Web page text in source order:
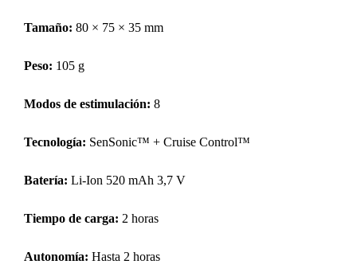
Tamaño: 80 × 75 × 35 mm
Peso: 105 g
Modos de estimulación: 8
Tecnología: SenSonic™ + Cruise Control™
Batería: Li-Ion 520 mAh 3,7 V
Tiempo de carga: 2 horas
Autonomía: Hasta 2 horas